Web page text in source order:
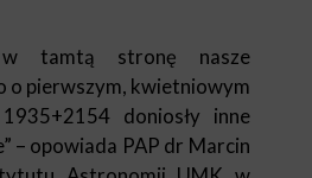
w tamtą stronę nasze
o pierwszym, kwietniowym
doniosły inne
– opowiada PAP dr Marcin